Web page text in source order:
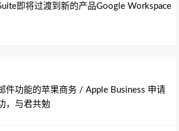
即将过渡到新的产品Google Workspace
件功能的苹果商务 / Apple Business 申请
，与君共勉